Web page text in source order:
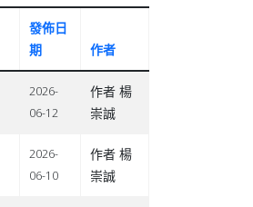
發佈日
期
作者
2026-
06-12
作者 楊
崇誠
2026-
06-10
作者 楊
崇誠